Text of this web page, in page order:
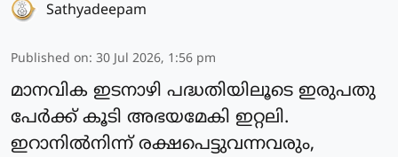
Sathyadeepam
Published on: 30 Jul 2026, 1:56 pm
മാനവിക ഇടനാഴി പദ്ധതിയിലൂടെ ഇരുപതു
പേര്‍ക്ക് കൂടി അഭയമേകി ഇറ്റലി.
ഇറാനില്‍നിന്ന് രക്ഷപെട്ടുവന്നവരും,